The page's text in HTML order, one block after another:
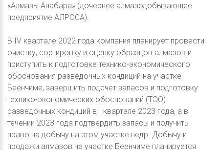
«Алмазы Анабара» (дочернее алмазодобывающее
предприятие АЛРОСА).
В IV квартале 2022 года компания планирует провести
очистку, сортировку и оценку образцов алмазов и
приступить к подготовке технико-экономического
обоснования разведочных кондиций на участке
Беенчиме, завершить подсчет запасов и подготовку
технико-экономических обоснований (ТЭО)
разведочных кондиций в I квартале 2023 года, а в
течении 2023 года подтвердить запасы и получить
право на добычу на этом участке недр. Добычу и
продажи алмазов на участке Беенчиме планируется